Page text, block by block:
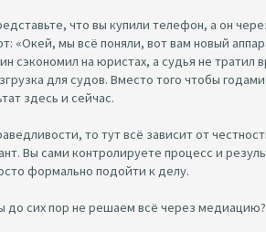
что вы купили телефон, а он
«Окей, мы всё поняли, вот вам новый
сэкономил на юристах, а судья не тратил
для судов. Вместо того чтобы
здесь и сейчас.
то тут всё зависит от
Вы сами контролируете процесс и
формально подойти к делу.
до сих пор не решаем всё через медиацию?